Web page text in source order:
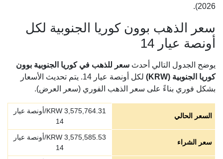
2026).
سعر الذهب بوون كوريا الجنوبية لكل
أونصة عيار 14
يوضح الجدول التالي أحدث سعر للذهب في كوريا الجنوبية بوون
كوريا الجنوبية (KRW)
لكل أونصة عيار 14. يتم تحديث الأسعار
بشكل فوري بناءً على سعر الذهب الفوري (سعر العرض).
السعر الحالي
3,575,764.31
KRW/أونصة عيار
14
سعر الشراء
3,575,585.53
KRW/أونصة عيار
14